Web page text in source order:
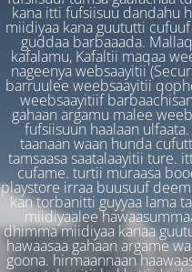
kana itti fufsiisuu dandahu
miidiyaa kana guututti
guddaa barbaaada.
kafalamu, Kafaltii maqaa
nageenya websaayitii
barruulee weebsaayitii
weebsaayitiif
gahaan argamu malee
fufsiisuun haalaan
taanaan waan hunda
tamsaasa saatalaayitii ture.
cufame. turtii muraasa
playstore irraa buusuuf
kan torbanitti guyyaa lama
miidiyaalee
dhimma miidiyaa kanaa
hawaasaa gahaan argame
goona. hirmaannaan